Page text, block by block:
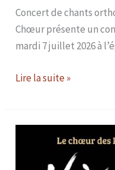
Concert de chants
Chœur présente un
mardi 7 juillet 2026 à
Lire la suite »